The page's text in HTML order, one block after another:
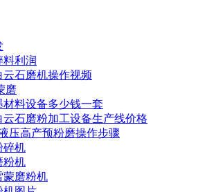
料利润
云石磨机操作视频
磨
料设备多少钱一套
云石磨粉加工设备生产线价格
压高产预粉磨操作步骤
碎机
粉机
蒙磨粉机